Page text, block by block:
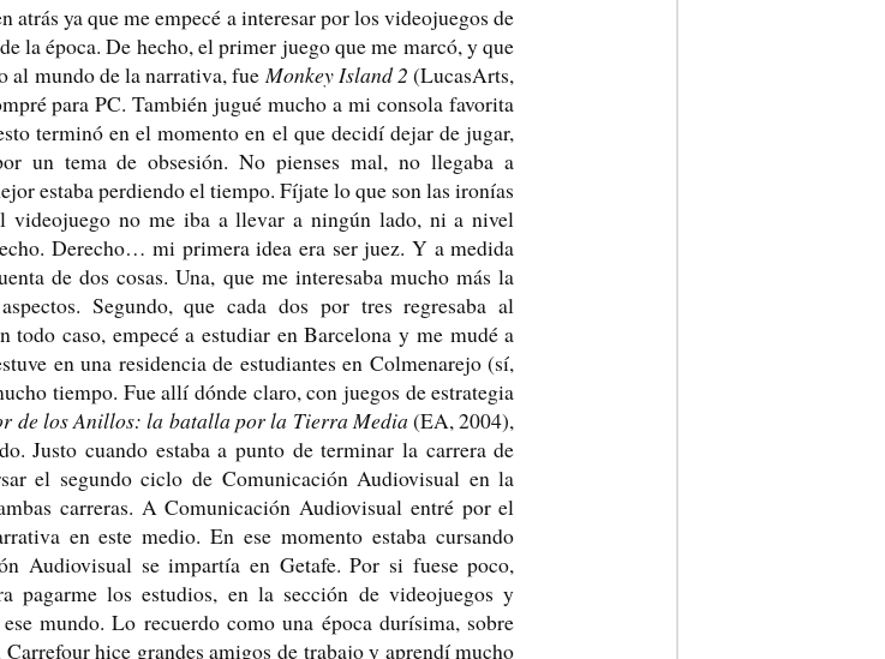
atrás ya que me empecé a interesar por los videojuegos de
la época. De hecho, el primer juego que me marcó, y que
al mundo de la narrativa, fueMonkey Island 2 (LucasArts,
para PC. También jugué mucho a mi consola favorita
terminó en el momento en el que decidí dejar de jugar,
un tema de obsesión. No pienses mal, no llegaba a
estaba perdiendo el tiempo. Fíjate lo que son las ironías
videojuego no me iba a llevar a ningún lado, ni a nivel
Derecho… mi primera idea era ser juez. Y a medida
de dos cosas. Una, que me interesaba mucho más la
Segundo, que cada dos por tres regresaba al
caso, empecé a estudiar en Barcelona y me mudé a
en una residencia de estudiantes en Colmenarejo (sí,
tiempo. Fue allí dónde claro, con juegos de estrategia
de los Anillos: la batalla por la Tierra Media(EA, 2004),
Justo cuando estaba a punto de terminar la carrera de
el segundo ciclo de Comunicación Audiovisual en la
carreras. A Comunicación Audiovisual entré por el
en este medio. En ese momento estaba cursando
Audiovisual se impartía en Getafe. Por si fuese poco,
pagarme los estudios, en la sección de videojuegos y
mundo. Lo recuerdo como una época durísima, sobre
hice grandes amigos de trabajo y aprendí mucho